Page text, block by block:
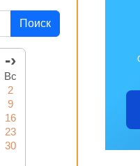
Поиск
-›
Вс
2
9
16
23
30